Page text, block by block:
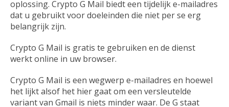
oplossing. Crypto G Mail biedt een tijdelijk e-mailadres
dat u gebruikt voor doeleinden die niet per se erg
belangrijk zijn.
Crypto G Mail is gratis te gebruiken en de dienst
werkt online in uw browser.
Crypto G Mail is een wegwerp e-mailadres en hoewel
het lijkt alsof het hier gaat om een versleutelde
variant van Gmail is niets minder waar. De G staat